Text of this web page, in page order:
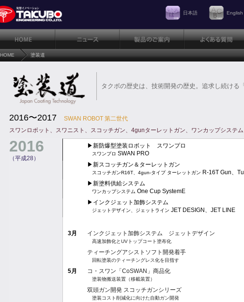
日本語 English
HOME 塗装道
タクボの歴史は、技術開発の歴史。追求し続ける
2016〜2017
SWAN ROBOT 第二世代
スワンロボット、スワニスト、スコッチガン、4gunターレットガン、ワンカップシステム
2016
（平成28）
▶︎新防爆型塗装ロボット スワンプロ
スワンプロ SWAN PRO
▶︎新スコッチガン＆ターレットガン
スコッチガンR16T、4gun-タイプ ターレットガン R-16T Gun、
▶︎新塗料供給システム
ワンカップシステム One Cup SystemE
▶︎インクジェット加飾システム
ジェットデザイン、ジェットライン JET DESIGN、JET LINE
3月 インクジェット加飾システム ジェットデザイン
高速加飾化とUVトップコート塗布化
ティーチングアシストソフト開発着手
回転塗装のティーチングレス化を目指す
5月 コ・スワン「CoSWAN」商品化
塗装物搬送装置（移載装置）
双頭ガン開発 スコッチガンシリーズ
塗装コスト削減化に向けた自動ガン開発